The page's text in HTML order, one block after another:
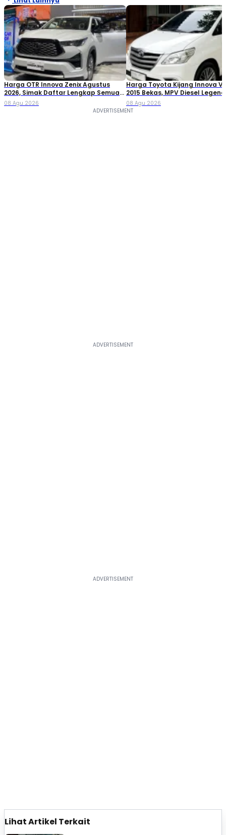
Harga OTR Innova Zenix Agustus
2026, Simak Daftar Lengkap Semua
Variannya!
08 Agu 2026
Harga Toyota Kijang Innova V
2015 Bekas, MPV Diesel
yang Masih Dicari
08 Agu 2026
Lihat Artikel Terkait